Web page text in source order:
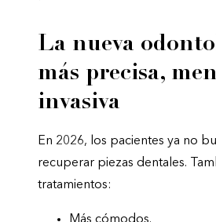
La nueva
más precisa,
invasiva
En 2026, los pacientes ya no
recuperar piezas dentales.
tratamientos: